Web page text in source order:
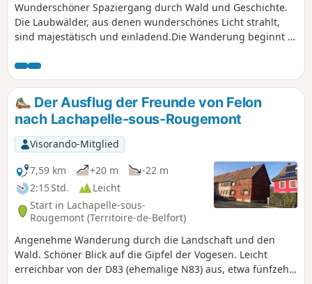
Wunderschöner Spaziergang durch Wald und Geschichte.
Die Laubwälder, aus denen wunderschönes Licht strahlt,
sind majestätisch und einladend.Die Wanderung beginnt in
des Dorfes Rougemont-le-Château führt. Nach der
Durchquerung des Waldes von La Coiche erreicht man die
Kreuzung von Le Plainot, einen Picknickplatz, und geht
dann in Richtung der alten mittelalterlichen Burg.
Anschließend gelangt man über einen schattigen Weg zur
Kapelle Sainte-Catherine, einem weiteren Picknickplatz
unterhalb des Sudel.Der Rückweg erfolgt über einen
ebenfalls schattigen Waldweg; nachdem man den
Steinbruch umgangen hat, kehrt man zum Ausgangspunkt
zurück.
Der Ausflug der Freunde von Felon
nach Lachapelle-sous-Rougemont
Visorando-Mitglied
7,59 km
+20 m
-22 m
2:15 Std.
Leicht
Start in Lachapelle-sous-
Rougemont (Territoire-de-Belfort)
Angenehme Wanderung durch die Landschaft und den
Wald. Schöner Blick auf die Gipfel der Vogesen. Leicht
erreichbar von der D83 (ehemalige N83) aus, etwa fünfzehn